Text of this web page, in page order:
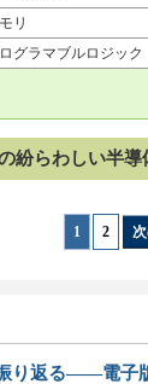
リ
グラマブルロジック
紛らわしい半導
1 2
り返る――電子